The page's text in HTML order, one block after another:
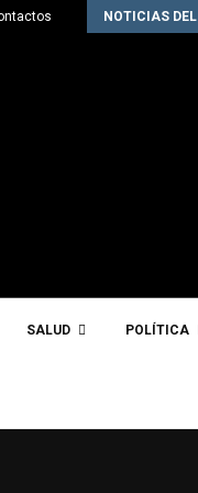
NOTICIAS
SALUD POLÍTICA